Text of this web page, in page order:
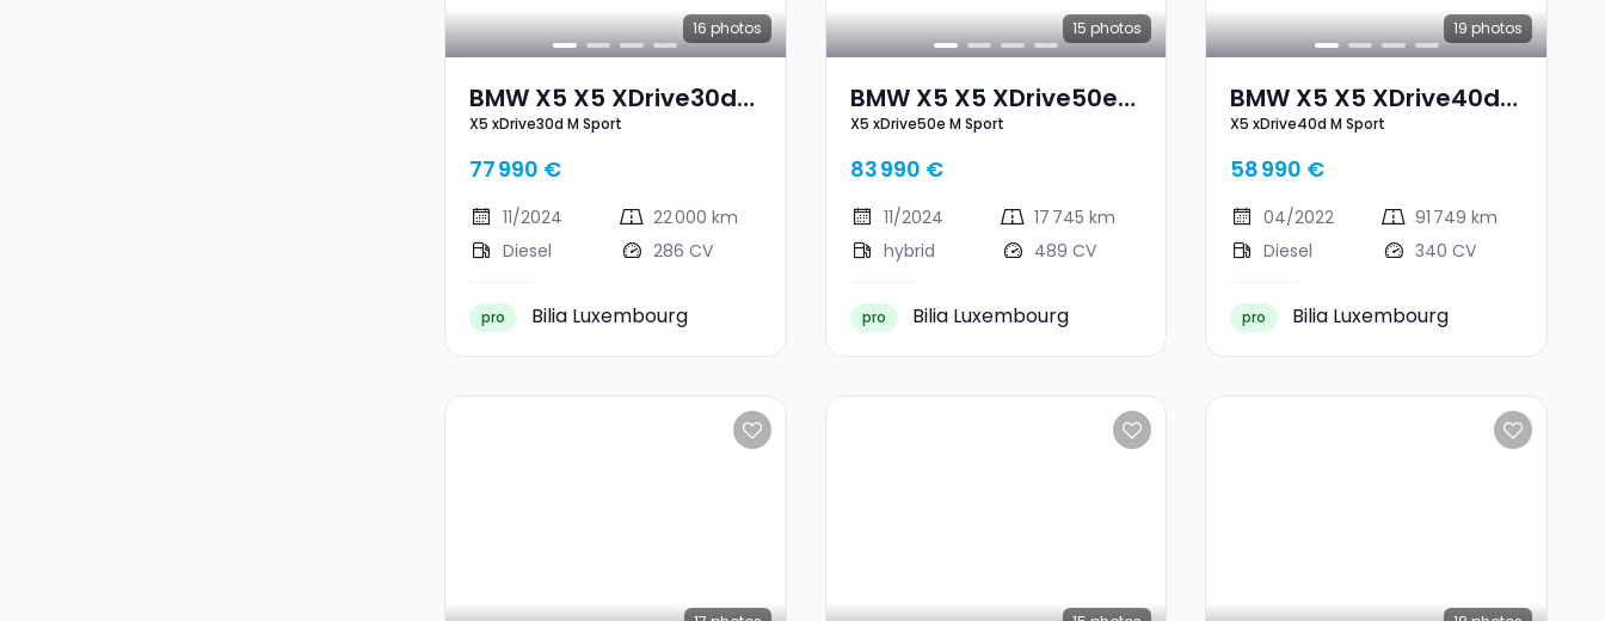
16 photos
BMW X5 X5 XDrive30d
M Sport
X5 xDrive30d M Sport
77 990 €
11/2024
22 000 km
Diesel
286 CV
pro Bilia Luxembourg
15 photos
BMW X5 X5 XDrive50e
M Sport
X5 xDrive50e M Sport
83 990 €
11/2024
17 745 km
hybrid
489 CV
pro Bilia Luxembourg
19 photos
BMW X5 X5 XDrive40d
M Sport
X5 xDrive40d M Sport
58 990 €
04/2022
91 749 km
Diesel
340 CV
pro Bilia Luxembourg